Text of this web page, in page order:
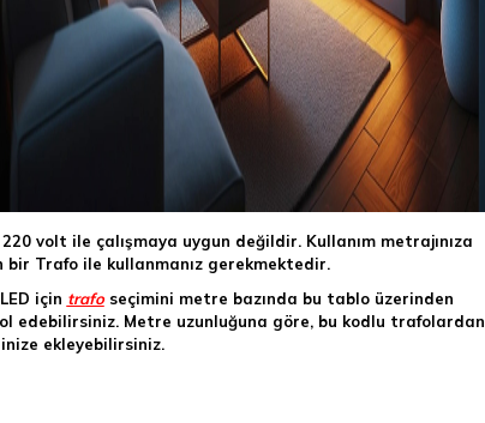
volt ile çalışmaya uygun değildir. Kullanım metrajınıza
bir Trafo ile kullanmanız gerekmektedir.
için trafoseçimini metre bazında bu tablo üzerinden
edebilirsiniz. Metre uzunluğuna göre, bu kodlu trafolardan
ekleyebilirsiniz.